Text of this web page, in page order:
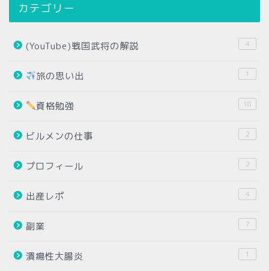
カテゴリー
(YouTube)戦国武将の解説 4
旅の思い出 1
資格勉強 18
ビルメンの仕事 2
プロフィール 2
出産レポ 4
副業 7
潰瘍性大腸炎 1